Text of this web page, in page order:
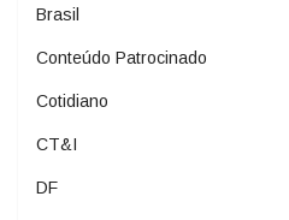
Brasil
Conteúdo Patrocinado
Cotidiano
CT&I
DF